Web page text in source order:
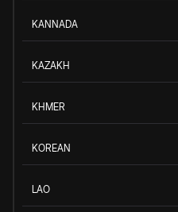
KANNADA
KAZAKH
KHMER
KOREAN
LAO